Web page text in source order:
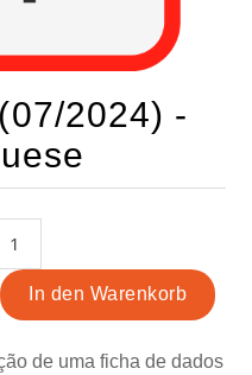
2024) -
de uma ficha de dados